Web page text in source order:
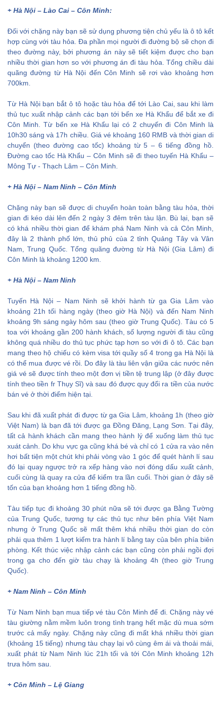
+ Hà Nội – Lào Cai – Côn Minh:
Đối với chặng này bạn sẽ sử dụng phương tiện chủ yếu là ô tô kết
hợp cùng với tàu hỏa. Đa phần mọi người đi đường bộ sẽ chọn đi
theo đường này, bởi phương án này sẽ tiết kiệm được cho bạn
nhiều thời gian hơn so với phương án đi tàu hỏa. Tổng chiều dài
quãng đường từ Hà Nội đến Côn Minh sẽ rơi vào khoảng hơn
700km.
Từ Hà Nội bạn bắt ô tô hoặc tàu hỏa để tới Lào Cai, sau khi làm
thủ tục xuất nhập cảnh các bạn tới bến xe Hà Khẩu để bắt xe đi
Côn Minh. Từ bến xe Hà Khẩu lại có 2 chuyến đi Côn Minh là
10h30 sáng và 17h chiều. Giá vé khoảng 160 RMB và thời gian di
chuyển (theo đường cao tốc) khoảng từ 5 – 6 tiếng đồng hồ.
Đường cao tốc Hà Khẩu – Côn Minh sẽ đi theo tuyến Hà Khẩu –
Mông Tự - Thạch Lâm – Côn Minh.
+ Hà Nội – Nam Ninh – Côn Minh
Chặng này bạn sẽ được di chuyển hoàn toàn bằng tàu hỏa, thời
gian đi kéo dài lên đến 2 ngày 3 đêm trên tàu lận. Bù lại, bạn sẽ
có khá nhiều thời gian để khám phá Nam Ninh và cả Côn Minh,
đây là 2 thành phố lớn, thủ phủ của 2 tỉnh Quảng Tây và Vân
Nam, Trung Quốc. Tổng quãng đường từ Hà Nội (Gia Lâm) đi
Côn Minh là khoảng 1200 km.
+ Hà Nội – Nam Ninh
Tuyến Hà Nội – Nam Ninh sẽ khởi hành từ ga Gia Lâm vào
khoảng 21h tối hàng ngày (theo giờ Hà Nội) và đến Nam Ninh
khoảng 9h sáng ngày hôm sau (theo giờ Trung Quốc). Tàu có 5
toa với khoảng gần 200 hành khách, số lượng người đi tàu cũng
không quá nhiều do thủ tục phức tạp hơn so với đi ô tô. Các bạn
mang theo hộ chiếu có kèm visa tới quầy số 4 trong ga Hà Nội là
có thể mua được vé rồi. Do đây là tàu liên vận giữa các nước nên
giá vé sẽ được tính theo một đơn vị tiền tệ trung lập (ở đây được
tính theo tiền fr Thụy Sĩ) và sau đó được quy đổi ra tiền của nước
bán vé ở thời điểm hiện tại.
Sau khi đã xuất phát đi được từ ga Gia Lâm, khoảng 1h (theo giờ
Việt Nam) là bạn đã tới được ga Đồng Đăng, Lạng Sơn. Tại đây,
tất cả hành khách cần mang theo hành lý để xuống làm thủ tục
xuát cảnh. Do khu vực ga cũng khá bé và chỉ có 1 cửa ra vào nên
hơi bất tiện một chút khi phải vòng vào 1 góc để quét hành lí sau
đó lại quay ngược trở ra xếp hàng vào nơi đóng dấu xuất cảnh,
cuối cùng là quay ra cửa để kiểm tra lần cuối. Thời gian ở đây sẽ
tốn của bạn khoảng hơn 1 tiếng đồng hồ.
Tàu tiếp tục đi khoảng 30 phút nữa sẽ tới được ga Bằng Tường
của Trung Quốc, tương tự các thủ tục như bên phía Việt Nam
nhưng ở Trung Quốc sẽ mất thêm khá nhiều thời gian do còn
phải qua thêm 1 lượt kiểm tra hành lí bằng tay của bên phía biên
phòng. Kết thúc việc nhập cảnh các bạn cũng còn phải ngồi đợi
trong ga cho đến giờ tàu chạy là khoảng 4h (theo giờ Trung
Quốc).
+ Nam Ninh – Côn Minh
Từ Nam Ninh bạn mua tiếp vé tàu Côn Minh để đi. Chặng này vé
tàu giường nằm mềm luôn trong tình trạng hết mặc dù mua sớm
trước cả mấy ngày. Chặng này cũng đi mất khá nhiều thời gian
(khoảng 15 tiếng) nhưng tàu chạy lại vô cùng êm ái và thoải mái,
xuất phát từ Nam Ninh lúc 21h tối và tới Côn Minh khoảng 12h
trưa hôm sau.
+ Côn Minh – Lệ Giang